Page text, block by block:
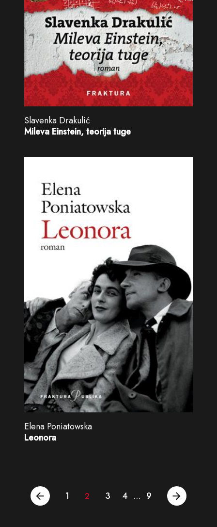
Slavenka Drakulić
Mileva Einstein, teorija tuge
Elena Poniatowska
Leonora
1 2 3 4 … 9